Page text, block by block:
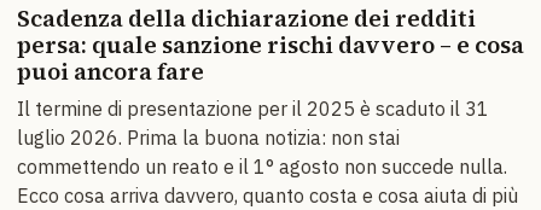
Scadenza della dichiarazione dei redditi
persa: quale sanzione rischi davvero – e cosa
puoi ancora fare
Il termine di presentazione per il 2025 è scaduto il 31
luglio 2026. Prima la buona notizia: non stai
commettendo un reato e il 1° agosto non succede nulla.
Ecco cosa arriva davvero, quanto costa e cosa aiuta di più